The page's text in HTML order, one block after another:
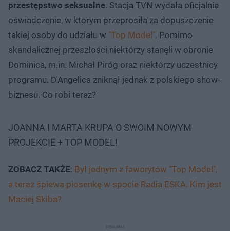
przestępstwo seksualne. Stacja TVN wydała oficjalnie
oświadczenie, w którym przeprosiła za dopuszczenie
takiej osoby do udziału w "Top Model". Pomimo
skandalicznej przeszłości niektórzy stanęli w obronie
Dominica, m.in. Michał Piróg oraz niektórzy uczestnicy
programu. D'Angelica zniknął jednak z polskiego show-
biznesu. Co robi teraz?
JOANNA I MARTA KRUPA O SWOIM NOWYM
PROJEKCIE + TOP MODEL!
ZOBACZ TAKŻE: Był jednym z faworytów "Top Model",
a teraz śpiewa piosenkę w spocie Radia ESKA. Kim jest
Maciej Skiba?